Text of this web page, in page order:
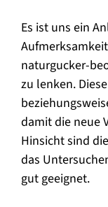
Es ist uns ein
naturgucker-
zu lenken.
damit die neue
Hinsicht sind
das
gut geeignet.